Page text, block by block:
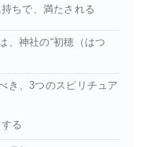
ちで、満たされる
、神社の“初穂（はつ
き、3つのスピリチュア
る